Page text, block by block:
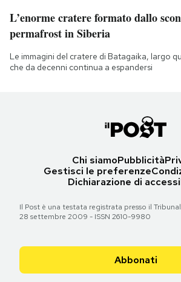
L’enorme cratere formato dallo
permafrost in Siberia
Le immagini del cratere di Batagaika, largo
che da decenni continua a espandersi
Chi siamoPubblicità
Gestisci le preferenze
Dichiarazione di
Il Post è una testata registrata presso il
28 settembre 2009 - ISSN 2610-9980
Abbonati